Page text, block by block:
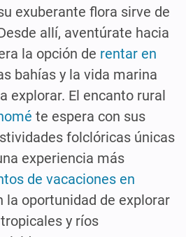
exuberante flora sirve de
allí, aventúrate hacia
la opción de rentar en
bahías y la vida marina
explorar. El encanto rural
te espera con sus
folclóricas únicas
experiencia más
de vacaciones en
la oportunidad de explorar
y ríos